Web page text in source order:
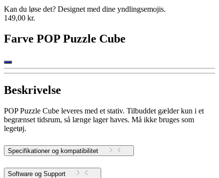
Kan du løse det? Designet med dine yndlingsemojis.
149,00 kr.
Farve POP Puzzle Cube
Beskrivelse
POP Puzzle Cube leveres med et stativ. Tilbuddet gælder kun i et
begrænset tidsrum, så længe lager haves. Må ikke bruges som
legetøj.
Specifikationer og kompatibilitet
Software og Support